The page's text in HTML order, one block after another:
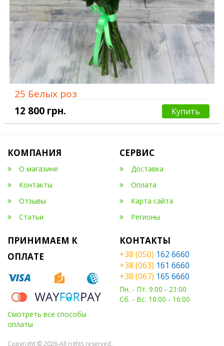
25 Белых роз
12 800 грн.
Купить
КОМПАНИЯ
О магазине
Контакты
Отзывы
Статьи
СЕРВИС
Доставка
Оплата
Карта сайта
Регионы
ПРИНИМАЕМ К
ОПЛАТЕ
Смотреть все способы
оплаты
КОНТАКТЫ
+38 (050) 162 6660
+38 (063) 161 6660
+38 (067) 165 6660
Пн. - Пт. 9:00 - 21:00
Сб. - Вс. 10:00 - 16:00
Copyright © 2026-All rights reserved.